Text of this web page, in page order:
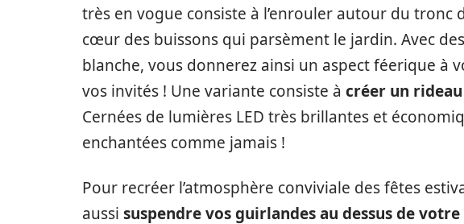
très en vogue consiste à l’enrouler autour du tronc
cœur des buissons qui parsèment le jardin. Avec
blanche, vous donnerez ainsi un aspect féerique à
vos invités ! Une variante consiste à créer un
Cernées de lumières LED très brillantes et
enchantées comme jamais !
Pour recréer l’atmosphère conviviale des fêtes
aussi suspendre vos guirlandes au dessus de